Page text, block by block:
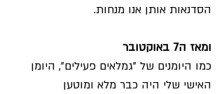
הסדנאות אותן אנו מנחות.
ומאז ה7 באוקטובר
כמו היומנים של "גמלאים פעילים", היומן
האישי שלי היה כבר מלא ומוטען